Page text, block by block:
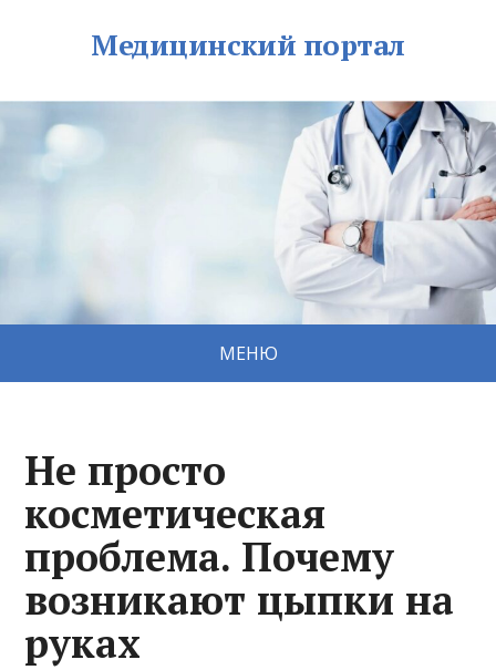
Медицинский портал
МЕНЮ
Не просто
косметическая
проблема. Почему
возникают цыпки на
руках